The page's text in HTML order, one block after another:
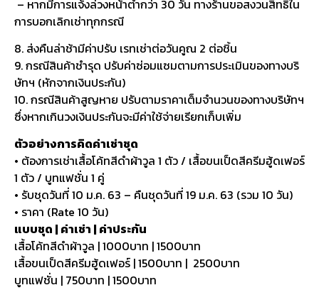
– หากมีการแจ้งล่วงหน้าต่ำกว่า 30 วัน ทางร้านขอสงวนสิทธิ์ใน
การบอกเลิกเช่าทุกกรณี
8. ส่งคืนล่าช้ามีค่าปรับ เรทเช่าต่อวันคูณ 2 ต่อชิ้น
9. กรณีสินค้าชำรุด ปรับค่าซ่อมแซมตามการประเมินของทางบริ
ษัทฯ (หักจากเงินประกัน)
10. กรณีสินค้าสูญหาย ปรับตามราคาเต็มจำนวนของทางบริษัทฯ
ซึ่งหากเกินวงเงินประกันจะมีค่าใช้จ่ายเรียกเก็บเพิ่ม
ตัวอย่างการคิดค่าเช่าชุด
• ต้องการเช่าเสื้อโค้ทสีดำผ้าวูล 1 ตัว / เสื้อขนเป็ดสีครีมฮู้ดเฟอร์
1 ตัว / บูทแฟชั่น 1 คู่
• รับชุดวันที่ 10 ม.ค. 63 – คืนชุดวันที่ 19 ม.ค. 63 (รวม 10 วัน)
• ราคา (Rate 10 วัน)
แบบชุด | ค่าเช่า | ค่าประกัน
เสื้อโค้ทสีดำผ้าวูล | 1000บาท | 1500บาท
เสื้อขนเป็ดสีครีมฮู้ดเฟอร์ | 1500บาท | 2500บาท
บูทแฟชั่น | 750บาท | 1500บาท